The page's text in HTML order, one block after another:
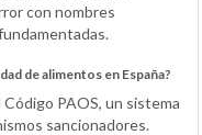
con nombres
de alimentos en España?
PAOS, un sistema
sancionadores.